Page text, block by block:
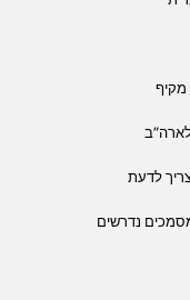
מקיף
לדעת
נדרשים